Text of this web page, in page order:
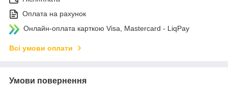
Оплата на рахунок
Онлайн-оплата карткою Visa, Mastercard - LiqPay
Всі умови оплати
Умови повернення